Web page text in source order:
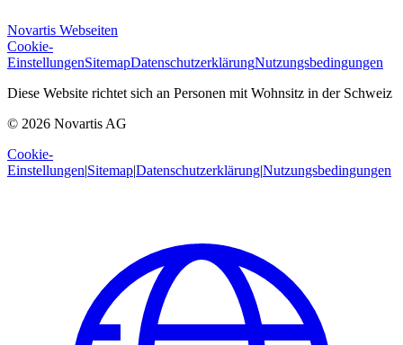
Novartis Webseiten
Cookie-
EinstellungenSitemapDatenschutzerklärungNutzungsbedingungen
Diese Website richtet sich an Personen mit Wohnsitz in der Schweiz
© 2026 Novartis AG
Cookie-
Einstellungen|Sitemap|Datenschutzerklärung|Nutzungsbedingungen